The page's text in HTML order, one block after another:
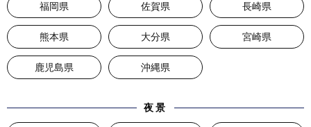
福岡県 佐賀県 長崎県
熊本県 大分県 宮崎県
鹿児島県 沖縄県
夜景